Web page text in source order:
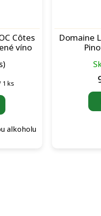
Côtes
víno
1 ks
alkoholu
Domaine